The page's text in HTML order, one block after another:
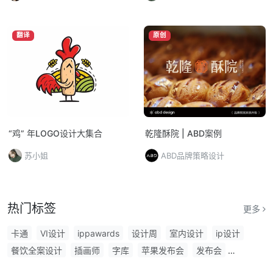
翻译
“鸡” 年LOGO设计大集合
苏小姐
原创
乾隆酥院 | ABD案例
ABD品牌策略设计
热门标签 更多
卡通 VI设计 ippawards 设计周 室内设计
ip设计
餐饮全案设计
插画师 字库 苹果发布会 发布会